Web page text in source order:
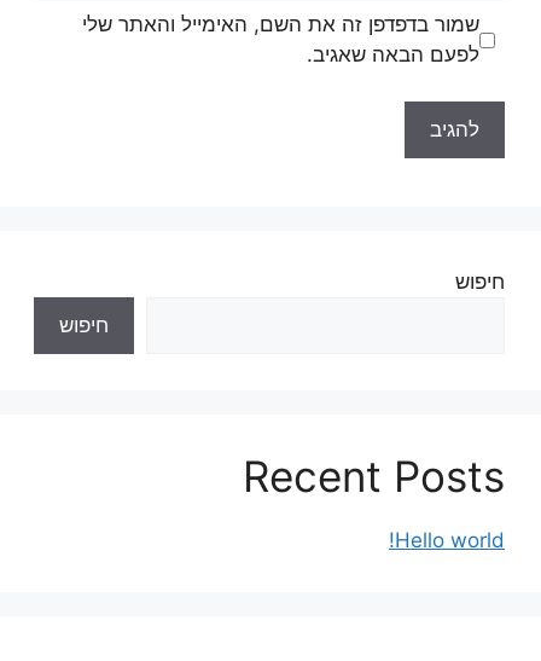
שמור בדפדפן זה את השם, האימייל והאתר שלי
לפעם הבאה שאגיב.
חיפוש
חיפוש
Recent Posts
Hello world!